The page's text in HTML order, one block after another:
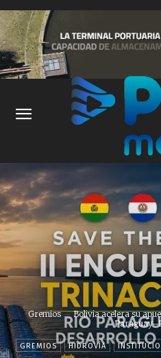
Gremios
Bolivia acelera su
GREMIOS HIDROVÍA